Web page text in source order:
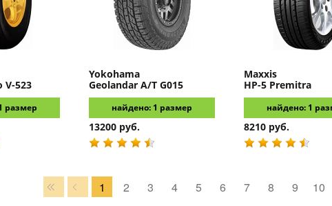
V-523
размер
Yokohama
Geolandar A/T G015
найдено: 1 размер
13200 руб.
Maxxis
HP-5 Premitra
найдено: 1
8210 руб.
1 2 3 4 5 6 7 8 9 10